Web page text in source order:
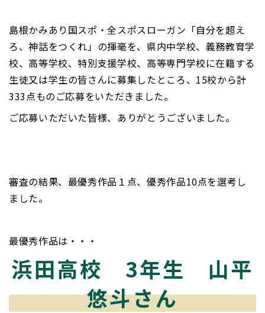
島根かみあり国スポ・全スポスローガン「自分を超え
ろ、神話をつくれ」の揮毫を、県内中学校、義務教育学
校、高等学校、特別支援学校、高等専門学校に在籍する
生徒又は学生の皆さんに募集したところ、15校から計
333点ものご応募をいただきました。
ご応募いただいた皆様、ありがとうございました。
審査の結果、最優秀作品１点、優秀作品10点を選考し
ました。
最優秀作品は・・・
浜田高校 3年生 山平
悠斗さん